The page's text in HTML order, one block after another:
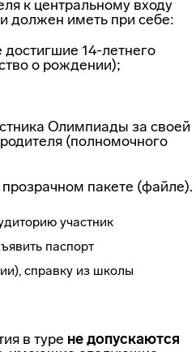
к центральному входу
должен иметь при себе:
достигшие 14-летнего
о рождении);
Олимпиады за своей
(полномочного
пакете (файле).
участник
паспорт
справку из школы
в туре не допускаются